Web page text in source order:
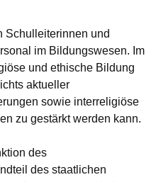
Schulleiterinnen und
im Bildungswesen. Im
und ethische Bildung
aktueller
sowie interreligiöse
zu gestärkt werden kann.
des
des staatlichen